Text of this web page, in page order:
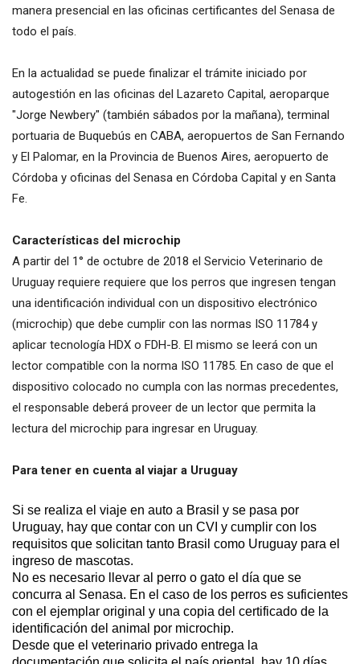
manera presencial en las oficinas certificantes del Senasa de
todo el país.
En la actualidad se puede finalizar el trámite iniciado por
autogestión en las oficinas del Lazareto Capital, aeroparque
"Jorge Newbery" (también sábados por la mañana), terminal
portuaria de Buquebús en CABA, aeropuertos de San Fernando
y El Palomar, en la Provincia de Buenos Aires, aeropuerto de
Córdoba y oficinas del Senasa en Córdoba Capital y en Santa
Fe.
Características del microchip
A partir del 1° de octubre de 2018 el Servicio Veterinario de
Uruguay requiere requiere que los perros que ingresen tengan
una identificación individual con un dispositivo electrónico
(microchip) que debe cumplir con las normas ISO 11784 y
aplicar tecnología HDX o FDH-B. El mismo se leerá con un
lector compatible con la norma ISO 11785. En caso de que el
dispositivo colocado no cumpla con las normas precedentes,
el responsable deberá proveer de un lector que permita la
lectura del microchip para ingresar en Uruguay.
Para tener en cuenta al viajar a Uruguay
Si se realiza el viaje en auto a Brasil y se pasa por
Uruguay, hay que contar con un CVI y cumplir con los
requisitos que solicitan tanto Brasil como Uruguay para el
ingreso de mascotas.
No es necesario llevar al perro o gato el día que se
concurra al Senasa. En el caso de los perros es suficientes
con el ejemplar original y una copia del certificado de la
identificación del animal por microchip.
Desde que el veterinario privado entrega la